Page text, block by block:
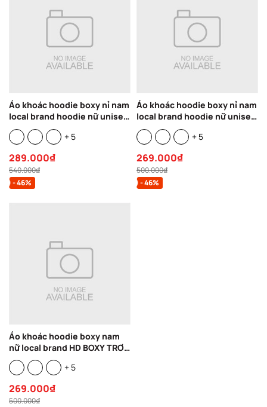
Áo khoác hoodie boxy nỉ nam
local brand hoodie nữ unisex
form rộng basic tay phồng
CLOUDZY BOR+ 5
289.000₫
540.000₫
- 46%
Áo khoác hoodie boxy nỉ nam
local brand hoodie nữ unisex
form rộng basic tay phồng
CLOUDZY MOMENT
+ 5
269.000₫
500.000₫
- 46%
Áo khoác hoodie boxy nam
nữ local brand HD BOXY TRƠN
unisex form rộng nỉ bông dày
mũ to 2 lớp basic
+ 5
269.000₫
500.000₫